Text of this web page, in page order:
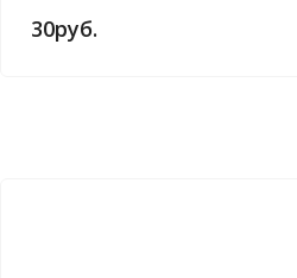
30руб.